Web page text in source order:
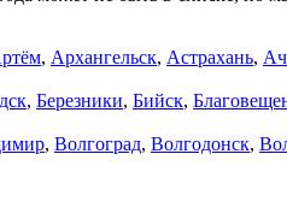
, Архангельск, Астрахань,
, Березники, Бийск,
, Волгоград, Волгодонск,